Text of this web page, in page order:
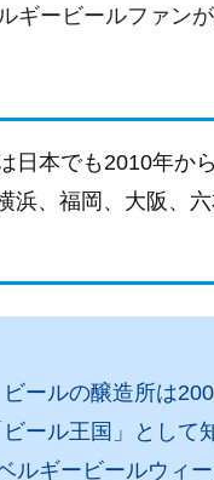
ギービールファン
日本でも2010年か
浜、福岡、大阪、
ールの醸造所は200
ール王国」として
ルギービールウィ